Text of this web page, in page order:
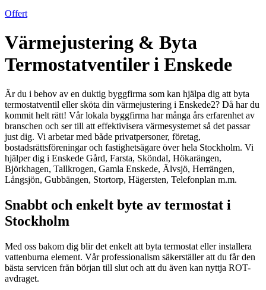
Offert
Värmejustering & Byta
Termostatventiler i Enskede
Är du i behov av en duktig byggfirma som kan hjälpa dig att byta
termostatventil eller sköta din värmejustering i Enskede2? Då har du
kommit helt rätt! Vår lokala byggfirma har många års erfarenhet av
branschen och ser till att effektivisera värmesystemet så det passar
just dig. Vi arbetar med både privatpersoner, företag,
bostadsrättsföreningar och fastighetsägare över hela Stockholm. Vi
hjälper dig i Enskede Gård, Farsta, Sköndal, Hökarängen,
Björkhagen, Tallkrogen, Gamla Enskede, Älvsjö, Herrängen,
Långsjön, Gubbängen, Stortorp, Hägersten, Telefonplan m.m.
Snabbt och enkelt byte av termostat i
Stockholm
Med oss bakom dig blir det enkelt att byta termostat eller installera
vattenburna element. Vår professionalism säkerställer att du får den
bästa servicen från början till slut och att du även kan nyttja ROT-
avdraget.